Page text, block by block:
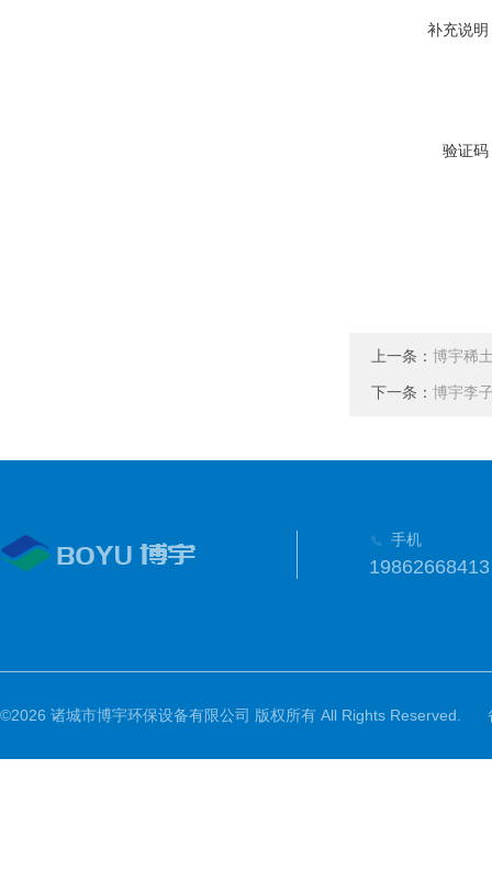
补充说明
验证码
上一条： 博宇稀
下一条： 博宇李
手机
19862668413
©2026 诸城市博宇环保设备有限公司 版权所有 All Rights Reserved.